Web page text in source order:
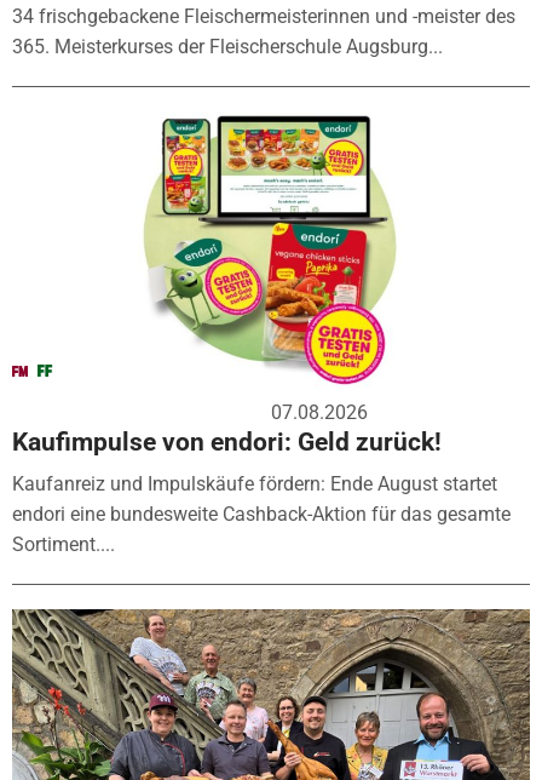
34 frischgebackene Fleischermeisterinnen und -meister des
365. Meisterkurses der Fleischerschule Augsburg...
07.08.2026
Kaufimpulse von endori: Geld zurück!
Kaufanreiz und Impulskäufe fördern: Ende August startet
endori eine bundesweite Cashback-Aktion für das gesamte
Sortiment....